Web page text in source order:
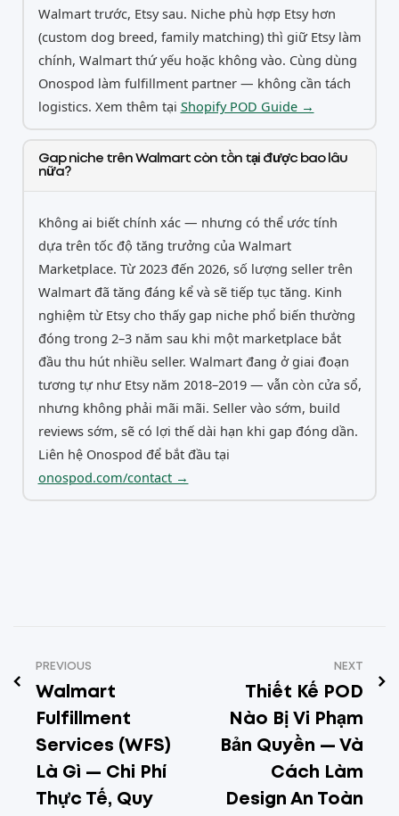
Walmart trước, Etsy sau. Niche phù hợp Etsy hơn
(custom dog breed, family matching) thì giữ Etsy làm
chính, Walmart thứ yếu hoặc không vào. Cùng dùng
Onospod làm fulfillment partner — không cần tách
logistics. Xem thêm tại Shopify POD Guide →
Gap niche trên Walmart còn tồn tại được bao lâu
nữa?
Không ai biết chính xác — nhưng có thể ước tính
dựa trên tốc độ tăng trưởng của Walmart
Marketplace. Từ 2023 đến 2026, số lượng seller trên
Walmart đã tăng đáng kể và sẽ tiếp tục tăng. Kinh
nghiệm từ Etsy cho thấy gap niche phổ biến thường
đóng trong 2–3 năm sau khi một marketplace bắt
đầu thu hút nhiều seller. Walmart đang ở giai đoạn
tương tự như Etsy năm 2018–2019 — vẫn còn cửa sổ,
nhưng không phải mãi mãi. Seller vào sớm, build
reviews sớm, sẽ có lợi thế dài hạn khi gap đóng dần.
Liên hệ Onospod để bắt đầu tại
onospod.com/contact →
PREVIOUS
Walmart
Fulfillment
Services (WFS)
Là Gì — Chi Phí
Thực Tế, Quy
NEXT
Thiết Kế POD
Nào Bị Vi Phạm
Bản Quyền — Và
Cách Làm
Design An Toàn